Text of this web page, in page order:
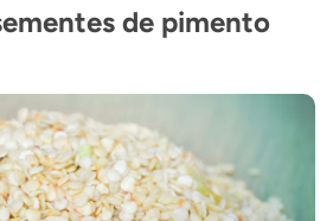
de pimento